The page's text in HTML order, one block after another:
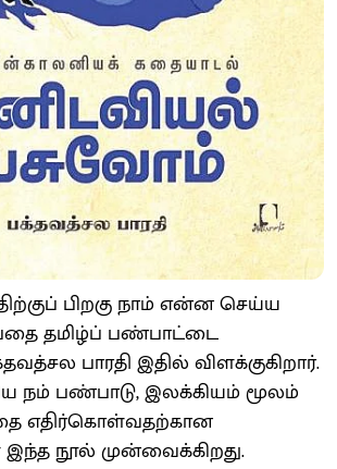
பிறகு நாம் என்ன செய்ய
தமிழ்ப் பண்பாட்டை
பாரதி இதில் விளக்குகிறார்.
நம் பண்பாடு, இலக்கியம் மூலம்
எதிர்கொள்வதற்கான
நூல் முன்வைக்கிறது.